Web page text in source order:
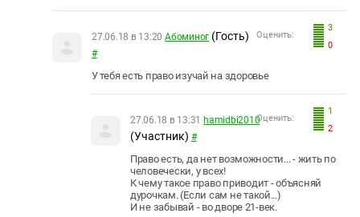
3
0
Оценить:
27.06.18 в 13:20 Абоминог (Гость)
#
У тебя есть право изучай на здоровье
1
2
Оценить:
27.06.18 в 13:31 hamidbi2010
(Участник) #
Право есть, да нет возможности... - жить по
человечески, у всех!
К чему такое право приводит - объясняй
дурочкам. (Если сам не такой...)
И не забывай - во дворе 21-век.